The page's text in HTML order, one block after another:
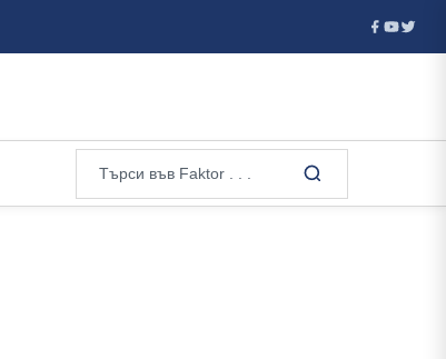
В Москва погребаха генерал при засилена